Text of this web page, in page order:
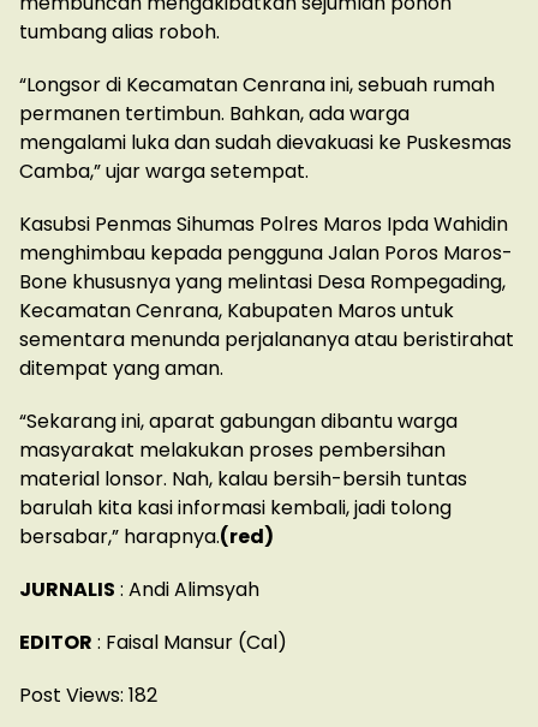
tumbang alias roboh.
“Longsor di Kecamatan Cenrana ini, sebuah rumah
permanen tertimbun. Bahkan, ada warga
mengalami luka dan sudah dievakuasi ke Puskesmas
Camba,” ujar warga setempat.
Kasubsi Penmas Sihumas Polres Maros Ipda Wahidin
menghimbau kepada pengguna Jalan Poros Maros-
Bone khususnya yang melintasi Desa Rompegading,
Kecamatan Cenrana, Kabupaten Maros untuk
sementara menunda perjalananya atau beristirahat
ditempat yang aman.
“Sekarang ini, aparat gabungan dibantu warga
masyarakat melakukan proses pembersihan
material lonsor. Nah, kalau bersih-bersih tuntas
barulah kita kasi informasi kembali, jadi tolong
bersabar,” harapnya.(red)
JURNALIS : Andi Alimsyah
EDITOR : Faisal Mansur (Cal)
Post Views: 182